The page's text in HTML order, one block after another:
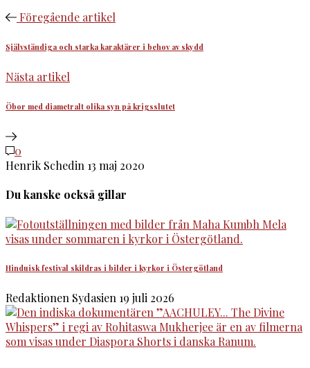
Föregående artikel
Självständiga och starka karaktärer i behov av skydd
Nästa artikel
Öbor med diametralt olika syn på krigsslutet
0
Henrik Schedin 13 maj 2020
Du kanske också gillar
Hinduisk festival skildras i bilder i kyrkor i Östergötland
Redaktionen Sydasien 19 juli 2026